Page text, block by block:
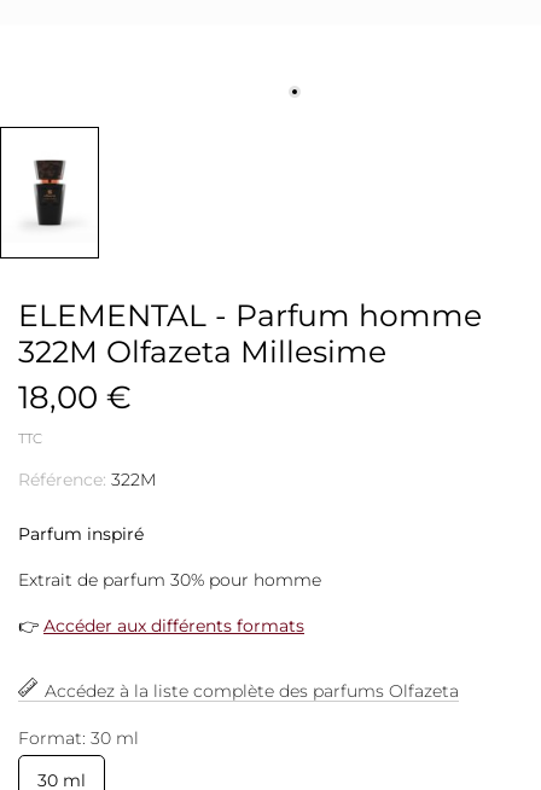
ELEMENTAL - Parfum homme
322M Olfazeta Millesime
18,00 €
TTC
Référence: 322M
Parfum inspiré
Extrait de parfum 30% pour homme
👉 Accéder aux différents formats
Accédez à la liste complète des parfums Olfazeta
Format: 30 ml
30 ml